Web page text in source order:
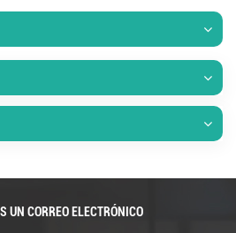
UN CORREO ELECTRÓNICO